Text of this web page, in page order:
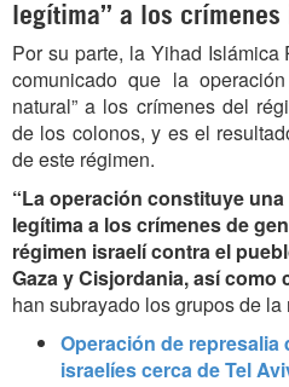
legítima” a los crímenes
Por su parte, la Yihad
comunicado que la
natural” a los crímenes del
de los colonos, y es el
de este régimen.
“La operación constituye
legítima a los crímenes de
régimen israelí contra el
Gaza y Cisjordania, así como
han subrayado los grupos de
Operación de represalia
israelíes cerca de Tel